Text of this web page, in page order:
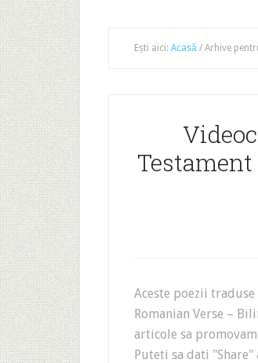
Ești aici: Acasă / Arhive
Aceste poezii
Romanian Verse –
articole sa
Puteti sa dati